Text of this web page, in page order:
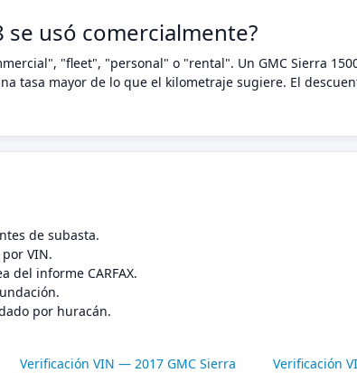
se usó comercialmente?
"fleet", "personal" o "rental". Un GMC Sierra
tasa mayor de lo que el kilometraje sugiere. El
de subasta.
VIN.
del informe CARFAX.
por huracán.
Verificación VIN — 2017 GMC Sierra
Verificación